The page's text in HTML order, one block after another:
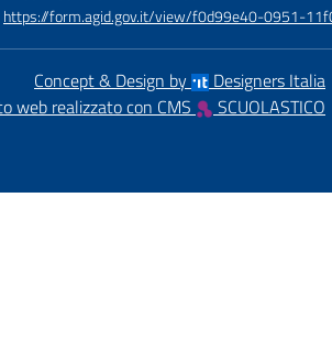
https://form.agid.gov.it/view/f0d99e40-0951-
Concept & Design by
Designers Italia
web realizzato con CMS
SCUOLASTICO